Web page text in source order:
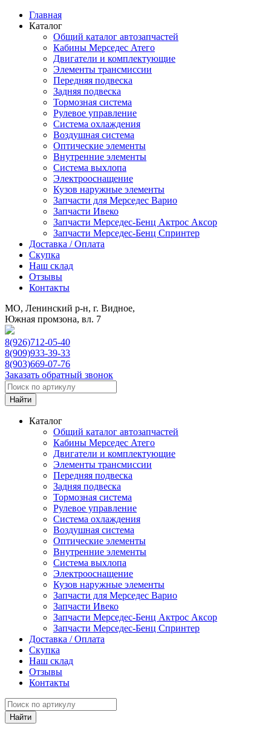
Главная
Каталог
Общий каталог автозапчастей
Кабины Мерседес Атего
Двигатели и комплектующие
Элементы трансмиссии
Передняя подвеска
Задняя подвеска
Тормозная сиcтема
Рулевое управление
Система охлаждения
Воздушная система
Оптические элементы
Внутренние элементы
Система выхлопа
Электрооснащение
Кузов наружные элементы
Запчасти для Мерседес Варио
Запчасти Ивеко
Запчасти Мерседес-Бенц Актрос Аксор
Запчасти Мерседес-Бенц Спринтер
Доставка / Оплата
Скупка
Наш склад
Отзывы
Контакты
МО, Ленинский р-н, г. Видное,
Южная промзона, вл. 7
8(926)712-05-40
8(909)933-39-33
8(903)669-07-76
Заказать обратный звонок
Каталог
Общий каталог автозапчастей
Кабины Мерседес Атего
Двигатели и комплектующие
Элементы трансмиссии
Передняя подвеска
Задняя подвеска
Тормозная сиcтема
Рулевое управление
Система охлаждения
Воздушная система
Оптические элементы
Внутренние элементы
Система выхлопа
Электрооснащение
Кузов наружные элементы
Запчасти для Мерседес Варио
Запчасти Ивеко
Запчасти Мерседес-Бенц Актрос Аксор
Запчасти Мерседес-Бенц Спринтер
Доставка / Оплата
Скупка
Наш склад
Отзывы
Контакты